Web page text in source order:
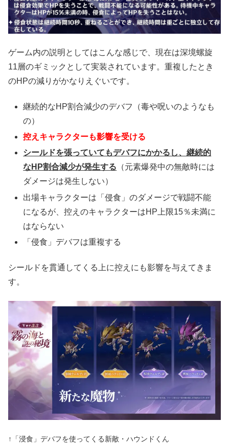
ゲーム内の説明としてはこんな感じで、現在は深境螺旋
11層のギミックとして実装されています。重複したとき
のHPの減りがかなりえぐいです。
継続的なHP割合減少のデバフ（毒や呪いのようなも
の）
控えキャラクターも影響を受ける
シールドを張っていてもデバフにかかるし、継続的
なHP割合減少が発生する （元素爆発中の無敵時には
ダメージは発生しない）
出場キャラクターは「侵食」のダメージで戦闘不能
になるが、控えのキャラクターはHP上限15％未満に
はならない
「侵食」デバフは重複する
シールドを貫通してくる上に控えにも影響を与えてきま
す。
↑「浸食」デバフを使ってくる新敵・ハウンドくん